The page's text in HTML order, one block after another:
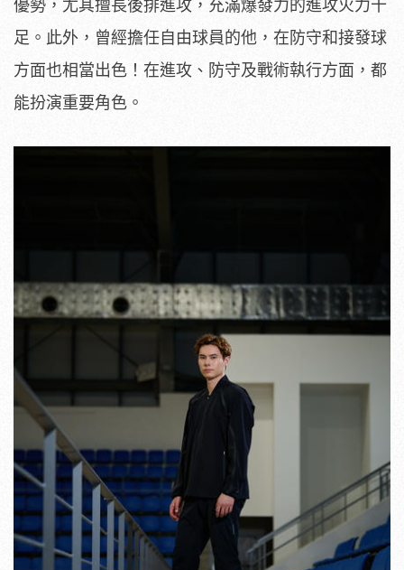
優勢，尤其擅長後排進攻，充滿爆發力的進攻火力十
足。此外，曾經擔任自由球員的他，在防守和接發球
方面也相當出色！在進攻、防守及戰術執行方面，都
能扮演重要角色。